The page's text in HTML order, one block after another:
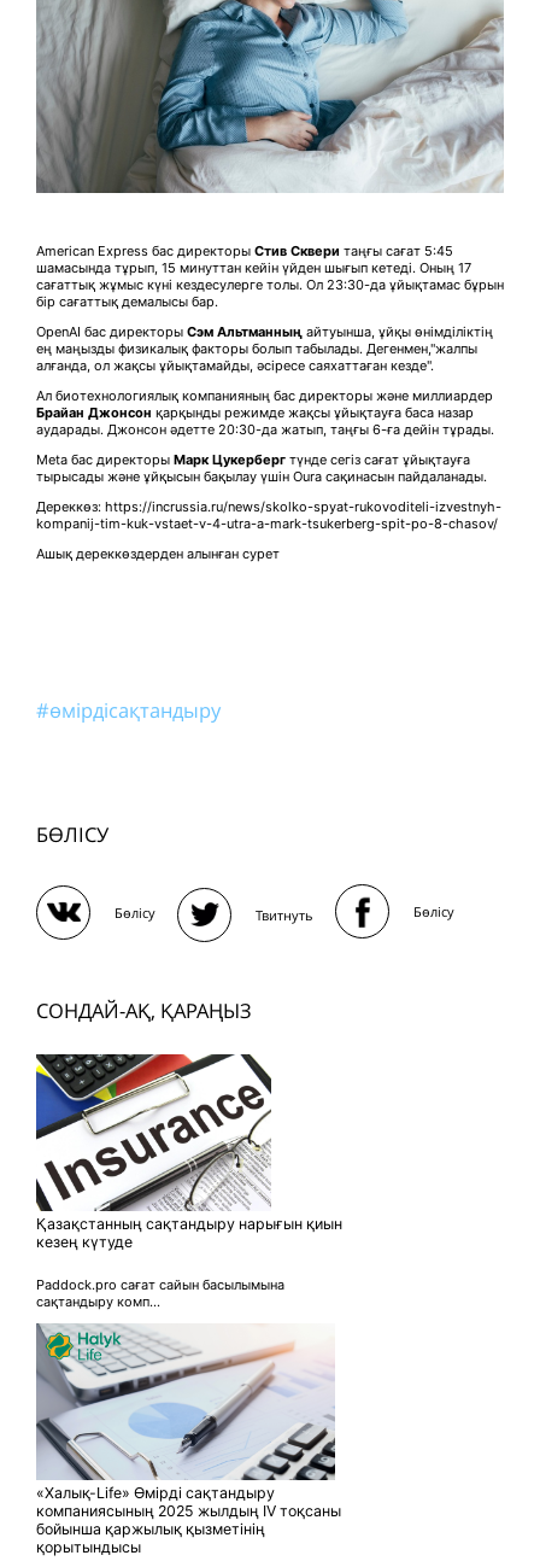
American Express бас директоры Стив Сквери таңғы сағат 5:45
шамасында тұрып, 15 минуттан кейін үйден шығып кетеді. Оның 17
сағаттық жұмыс күні кездесулерге толы. Ол 23:30-да ұйықтамас бұрын
бір сағаттық демалысы бар.
OpenAI бас директоры Сэм Альтманның айтуынша, ұйқы өнімділіктің
ең маңызды физикалық факторы болып табылады. Дегенмен,"жалпы
алғанда, ол жақсы ұйықтамайды, әсіресе саяхаттаған кезде".
Ал биотехнологиялық компанияның бас директоры және миллиардер
Брайан Джонсон қарқынды режимде жақсы ұйықтауға баса назар
аударады. Джонсон әдетте 20:30-да жатып, таңғы 6-ға дейін тұрады.
Meta бас директоры Марк Цукерберг түнде сегіз сағат ұйықтауға
тырысады және ұйқысын бақылау үшін Oura сақинасын пайдаланады.
Дереккөз: https://incrussia.ru/news/skolko-spyat-rukovoditeli-izvestnyh-
kompanij-tim-kuk-vstaet-v-4-utra-a-mark-tsukerberg-spit-po-8-chasov/
Ашық дереккөздерден алынған сурет
#өмірдісақтандыру
БӨЛІСУ
Бөлісу Твитнуть Бөлісу
СОНДАЙ-АҚ, ҚАРАҢЫЗ
Қазақстанның сақтандыру нарығын қиын
кезең күтуде
Paddock.pro сағат сайын басылымына
сақтандыру комп...
«Халық-Life» Өмірді сақтандыру
компаниясының 2025 жылдың IV тоқсаны
бойынша қаржылық қызметінің
қорытындысы